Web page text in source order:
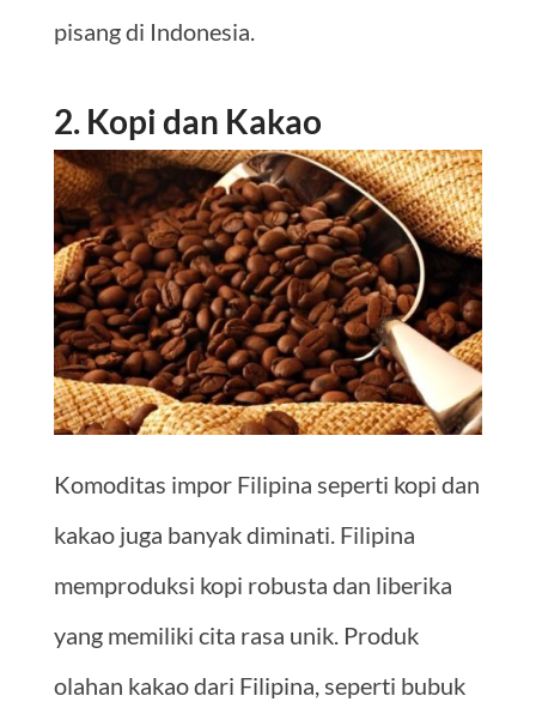
pisang di Indonesia.
2. Kopi dan Kakao
Komoditas impor Filipina seperti kopi dan
kakao juga banyak diminati. Filipina
memproduksi kopi robusta dan liberika
yang memiliki cita rasa unik. Produk
olahan kakao dari Filipina, seperti bubuk